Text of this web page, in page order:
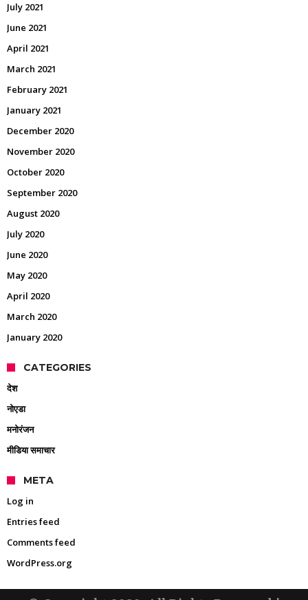
July 2021
June 2021
April 2021
March 2021
February 2021
January 2021
December 2020
November 2020
October 2020
September 2020
August 2020
July 2020
June 2020
May 2020
April 2020
March 2020
January 2020
CATEGORIES
देश
नोएडा
मनोरंजन
मीडिया समाचार
META
Log in
Entries feed
Comments feed
WordPress.org